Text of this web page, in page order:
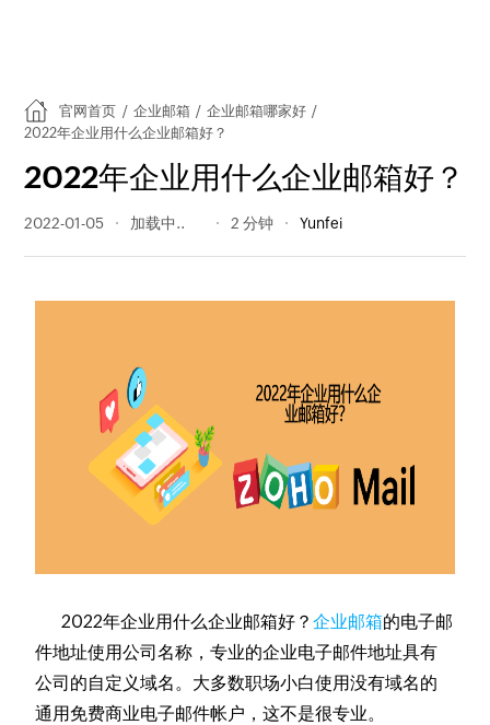
官网首页 / 企业邮箱 / 企业邮箱哪家好 /
2022年企业用什么企业邮箱好？
2022年企业用什么企业邮箱好？
2022-01-05 447 阅读量 2 分钟 Yunfei
2022年企业用什么企业邮箱好？企业邮箱的电子邮
件地址使用公司名称，专业的企业电子邮件地址具有
公司的自定义域名。大多数职场小白使用没有域名的
通用免费商业电子邮件帐户，这不是很专业。